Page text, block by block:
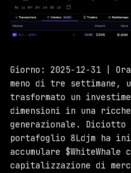
Giorno: 2025-12-31 |
meno di tre settimane,
trasformato un
dimensioni in una
generazionale.
portafoglio 8Ldjm ha
accumulare $WhiteWhale
capitalizzazione di